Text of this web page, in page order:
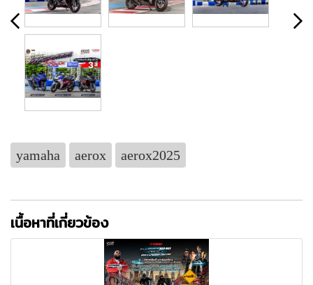
yamaha aerox aerox2025
เนื้อหาที่เกี่ยวข้อง